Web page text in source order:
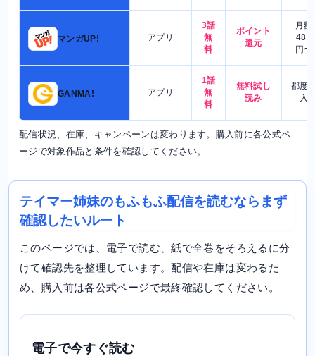
マンガUP! アプリ
3話
無
料
ポイント
還元
月額
480
円〜
GANMA! アプリ
1話
無
料
無料試し
読み
都度
入
配信状況、在庫、キャンペーンは変わります。購入前に各公式ペ
ージで対象作品と条件を確認してください。
テイマー姉妹のもふもふ配信を読むならまず
確認したいルート
このページでは、電子で読む、紙で全巻をそろえるに分
けて確認先を整理しています。配信や在庫は変わるた
め、購入前は各公式ページで最終確認してください。
電子で今すぐ読む